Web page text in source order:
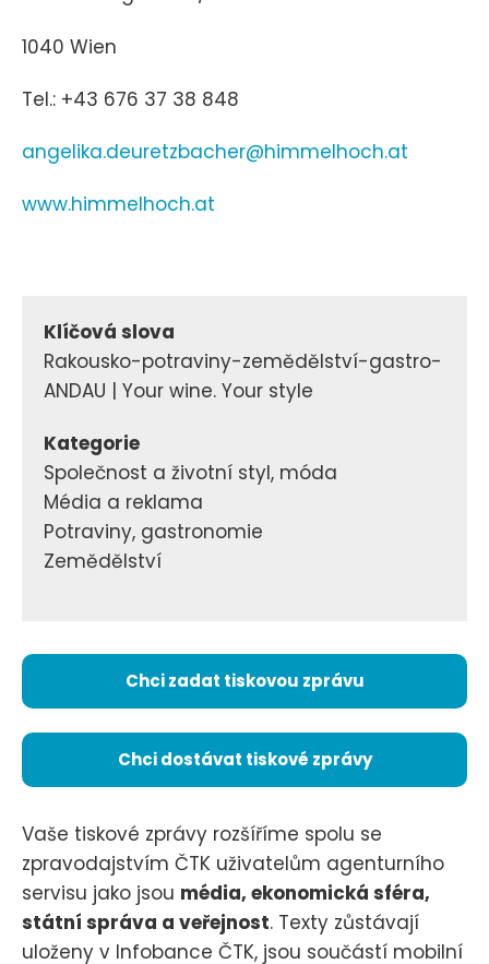
1040 Wien
Tel.: +43 676 37 38 848
angelika.deuretzbacher@himmelhoch.at
www.himmelhoch.at
Klíčová slova
Rakousko-potraviny-zemědělství-gastro-
ANDAU | Your wine. Your style
Kategorie
Společnost a životní styl, móda
Média a reklama
Potraviny, gastronomie
Zemědělství
Chci zadat tiskovou zprávu
Chci dostávat tiskové zprávy
Vaše tiskové zprávy rozšíříme spolu se
zpravodajstvím ČTK uživatelům agenturního
servisu jako jsou média, ekonomická sféra,
státní správa a veřejnost. Texty zůstávají
uloženy v Infobance ČTK, jsou součástí mobilní